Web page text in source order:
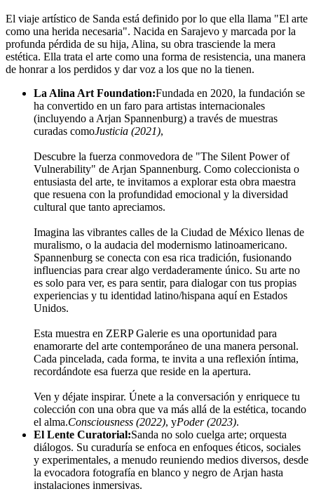
El viaje artístico de Sanda está definido por lo que ella llama "El arte
como una herida necesaria". Nacida en Sarajevo y marcada por la
profunda pérdida de su hija, Alina, su obra trasciende la mera
estética. Ella trata el arte como una forma de resistencia, una manera
de honrar a los perdidos y dar voz a los que no la tienen.
La Alina Art Foundation:Fundada en 2020, la fundación se
ha convertido en un faro para artistas internacionales
(incluyendo a Arjan Spannenburg) a través de muestras
curadas comoJusticia (2021),
Descubre la fuerza conmovedora de "The Silent Power of
Vulnerability" de Arjan Spannenburg. Como coleccionista o
entusiasta del arte, te invitamos a explorar esta obra maestra
que resuena con la profundidad emocional y la diversidad
cultural que tanto apreciamos.
Imagina las vibrantes calles de la Ciudad de México llenas de
muralismo, o la audacia del modernismo latinoamericano.
Spannenburg se conecta con esa rica tradición, fusionando
influencias para crear algo verdaderamente único. Su arte no
es solo para ver, es para sentir, para dialogar con tus propias
experiencias y tu identidad latino/hispana aquí en Estados
Unidos.
Esta muestra en ZERP Galerie es una oportunidad para
enamorarte del arte contemporáneo de una manera personal.
Cada pincelada, cada forma, te invita a una reflexión íntima,
recordándote esa fuerza que reside en la apertura.
Ven y déjate inspirar. Únete a la conversación y enriquece tu
colección con una obra que va más allá de la estética, tocando
el alma.Consciousness (2022), yPoder (2023).
El Lente Curatorial:Sanda no solo cuelga arte; orquesta
diálogos. Su curaduría se enfoca en enfoques éticos, sociales
y experimentales, a menudo reuniendo medios diversos, desde
la evocadora fotografía en blanco y negro de Arjan hasta
instalaciones inmersivas.